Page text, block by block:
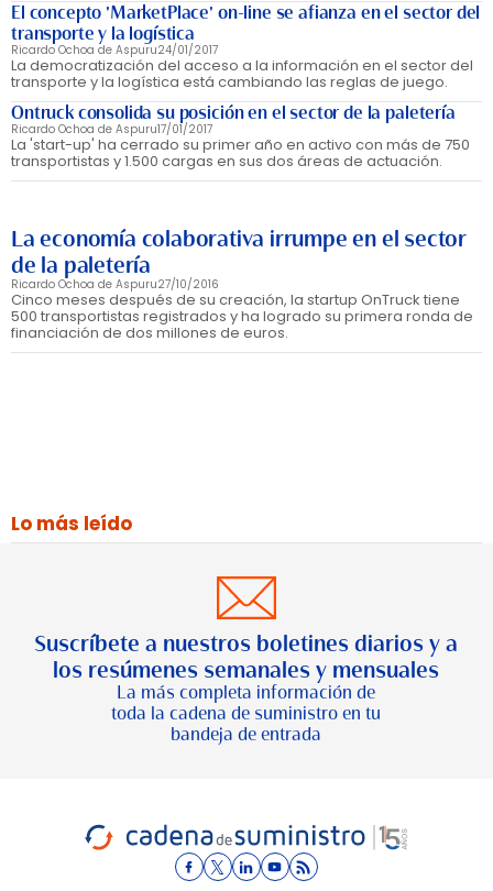
El concepto 'MarketPlace' on-line se afianza en el sector del
transporte y la logística
Ricardo Ochoa de Aspuru24/01/2017
La democratización del acceso a la información en el sector del
transporte y la logística está cambiando las reglas de juego.
Ontruck consolida su posición en el sector de la paletería
Ricardo Ochoa de Aspuru17/01/2017
La 'start-up' ha cerrado su primer año en activo con más de 750
transportistas y 1.500 cargas en sus dos áreas de actuación.
La economía colaborativa irrumpe en el sector
de la paletería
Ricardo Ochoa de Aspuru27/10/2016
Cinco meses después de su creación, la startup OnTruck tiene
500 transportistas registrados y ha logrado su primera ronda de
financiación de dos millones de euros.
Lo más leído
Suscríbete a nuestros boletines diarios y a
los resúmenes semanales y mensuales
La más completa información de
toda la cadena de suministro en tu
bandeja de entrada